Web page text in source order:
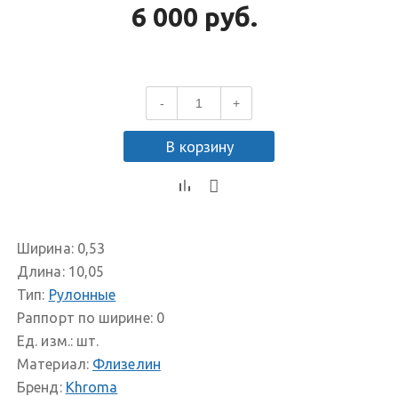
6 000 руб.
- +
В корзину
Ширина:0,53
Длина:10,05
Тип: Рулонные
Раппорт по ширине:0
Ед. изм.:шт.
Материал: Флизелин
Бренд: Khroma